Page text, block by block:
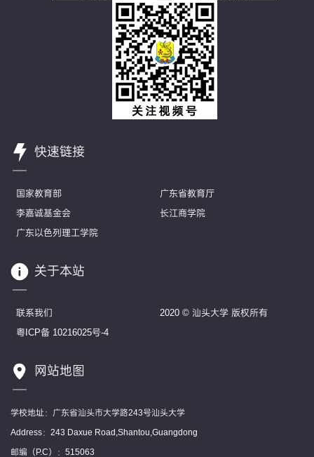
快速链接
国家教育部
广东省教育厅
李嘉诚基金会
长江商学院
广东以色列理工学院
关于本站
联系我们
2020 © 汕头大学 版权所有
粤ICP备 10216025号-4
网站地图
学校地址：广东省汕头市大学路243号汕头大学
Address：243 Daxue Road,Shantou,Guangdong
邮编（P.C）：515063